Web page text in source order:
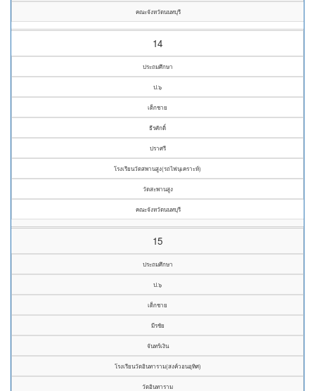
คณะจังหวัดนนทบุรี
14
ประถมศึกษา
ป.๖
เด็กชาย
ธีรศักดิ์
ปราศรี
โรงเรียนวัดสพานสูง(รถไฟนุเคราะห์)
วัดสะพานสูง
คณะจังหวัดนนทบุรี
15
ประถมศึกษา
ป.๖
เด็กชาย
มีรชัย
จันทร์เงิน
โรงเรียนวัดอินทาราม(สงค์วอนอุทิศ)
วัดอินทาราม